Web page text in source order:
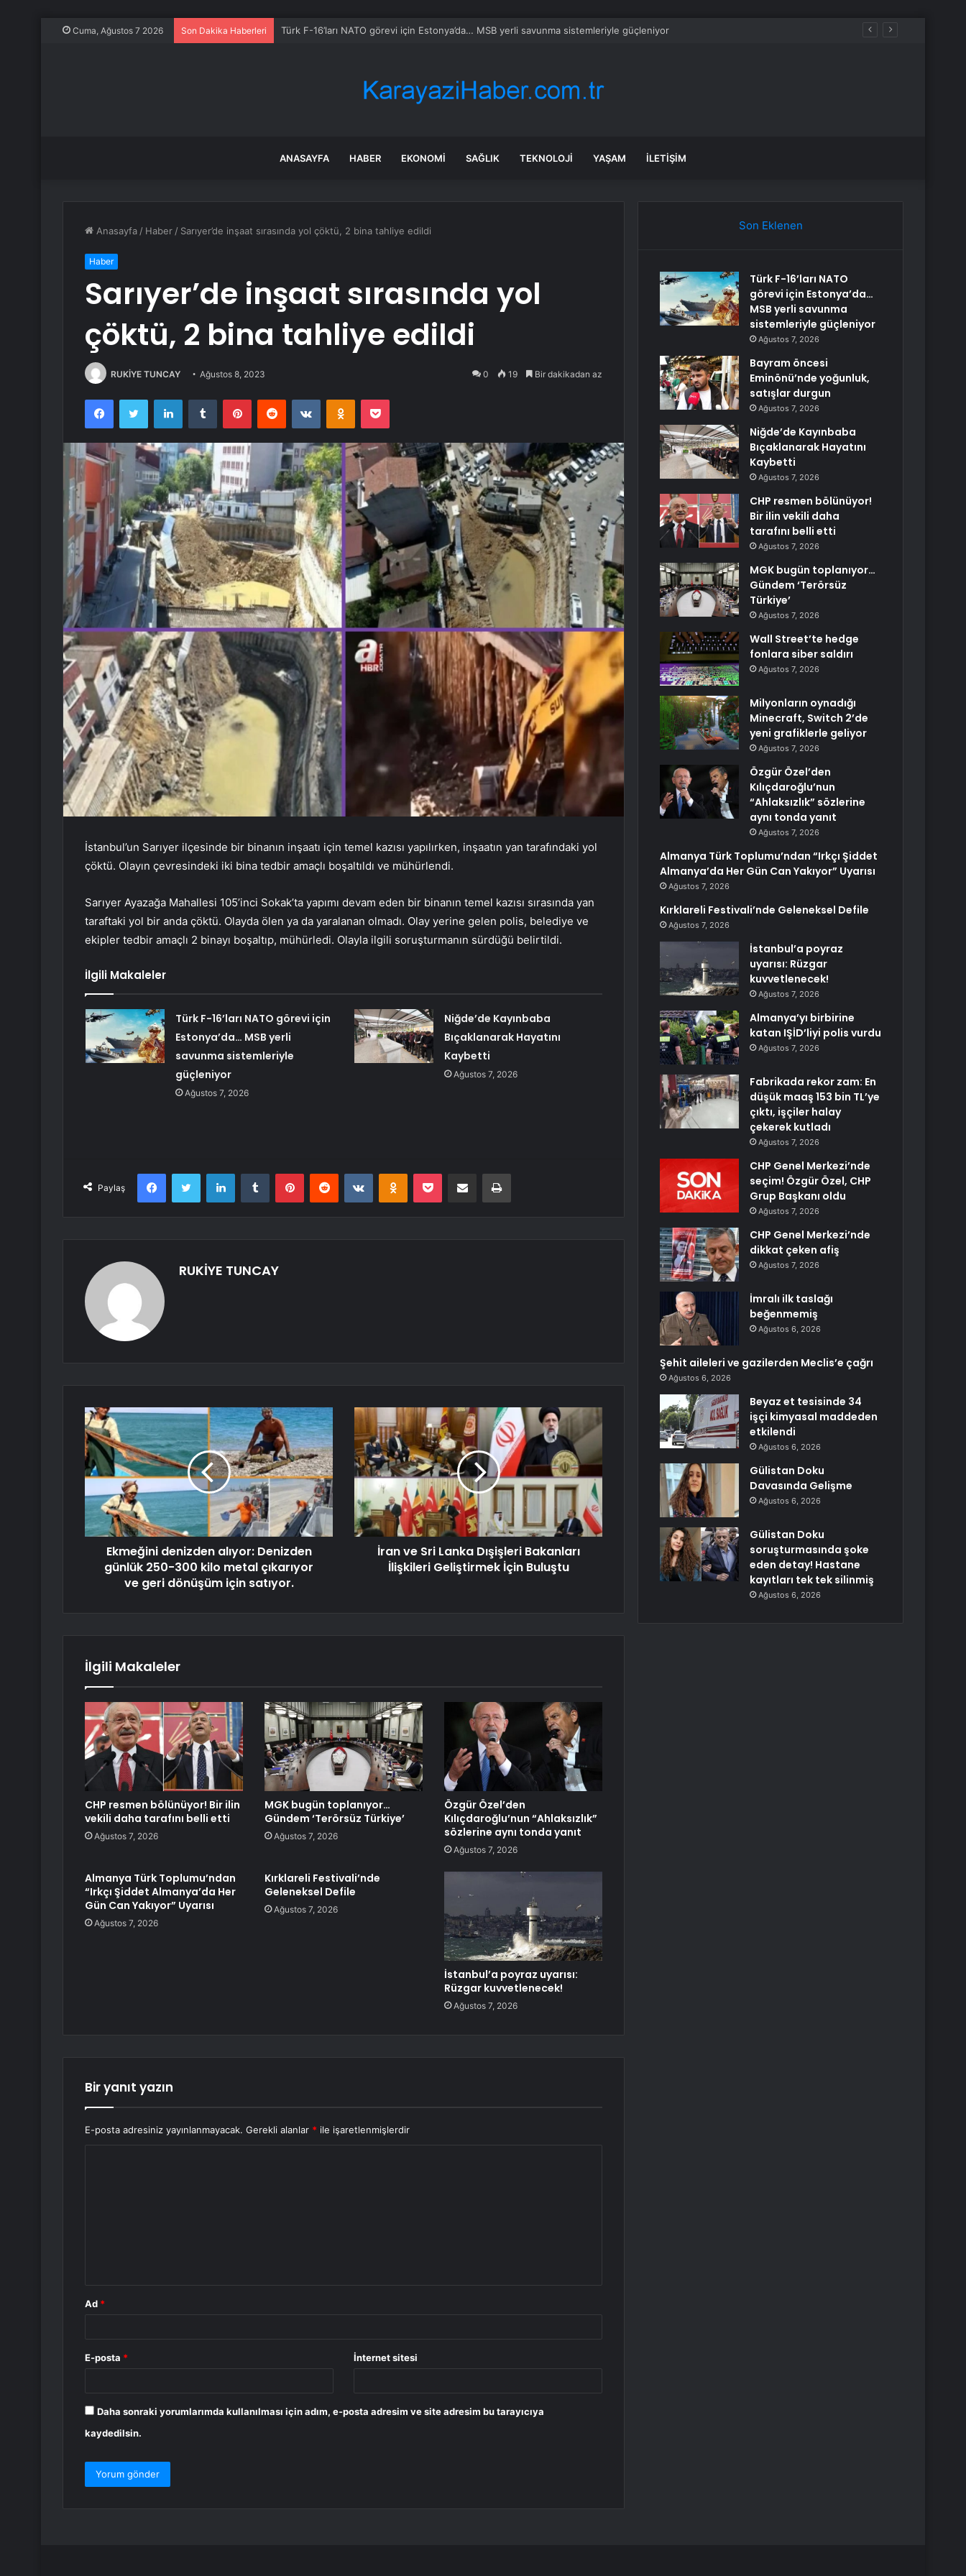
Cuma, Ağustos 7 2026 Son Dakika Haberleri Bayram öncesi Eminönü’nde yoğunluk, satışlar durgun
ANASAYFA HABER EKONOMI SAĞLIK TEKNOLOJI YAŞAM İLETIŞIM
Anasayfa / Haber / Sarıyer’de inşaat sırasında yol çöktü, 2 bina tahliye edildi
Haber
Sarıyer’de inşaat sırasında yol
çöktü, 2 bina tahliye edildi
RUKİYE TUNCAY Ağustos 8, 2023 0 19 Bir dakikadan az
FacebookTwitter LinkedInTumblr PinterestReddit VKontakteOdnoklassniki
Pocket
İstanbul’un Sarıyer ilçesinde bir binanın inşaatı için temel kazısı yapılırken, inşaatın yan tarafındaki yol
çöktü. Olayın çevresindeki iki bina tedbir amaçlı boşaltıldı ve mühürlendi.
Sarıyer Ayazağa Mahallesi 105’inci Sokak’ta yapımı devam eden bir binanın temel kazısı sırasında yan
taraftaki yol bir anda çöktü. Olayda ölen ya da yaralanan olmadı. Olay yerine gelen polis, belediye ve
ekipler tedbir amaçlı 2 binayı boşaltıp, mühürledi. Olayla ilgili soruşturmanın sürdüğü belirtildi.
İlgili Makaleler
Türk F-16’ları NATO görevi için
Estonya’da… MSB yerli
savunma sistemleriyle
güçleniyor
Ağustos 7, 2026
Niğde’de Kayınbaba
Bıçaklanarak Hayatını
Kaybetti
Ağustos 7, 2026
Paylaş
FacebookTwitter LinkedInTumblr PinterestReddit VKontakteOdnoklassniki
Pocket E-Posta ile paylaş Yazdır
RUKİYE TUNCAY
Ekmeğini denizden alıyor: Denizden
günlük 250-300 kilo metal çıkarıyor
ve geri dönüşüm için satıyor.
İran ve Sri Lanka Dışişleri Bakanları
İlişkileri Geliştirmek İçin Buluştu
İlgili Makaleler
CHP resmen bölünüyor! Bir ilin
vekili daha tarafını belli etti
Ağustos 7, 2026
MGK bugün toplanıyor…
Gündem ‘Terörsüz Türkiye’
Ağustos 7, 2026
Özgür Özel’den
Kılıçdaroğlu’nun “Ahlaksızlık”
sözlerine aynı tonda yanıt
Ağustos 7, 2026
Almanya Türk Toplumu’ndan
“Irkçı Şiddet Almanya’da Her
Gün Can Yakıyor” Uyarısı
Ağustos 7, 2026
Kırklareli Festivali’nde
Geleneksel Defile
Ağustos 7, 2026
İstanbul’a poyraz uyarısı:
Rüzgar kuvvetlenecek!
Ağustos 7, 2026
Bir yanıt yazın
E-posta adresiniz yayınlanmayacak. Gerekli alanlar * ile işaretlenmişlerdir
Ad *
E-posta * İnternet sitesi
Daha sonraki yorumlarımda kullanılması için adım, e-posta adresim ve site adresim bu tarayıcıya
kaydedilsin.
Son Eklenen
Türk F-16’ları NATO
görevi için Estonya’da…
MSB yerli savunma
sistemleriyle güçleniyor
Ağustos 7, 2026
Bayram öncesi
Eminönü’nde yoğunluk,
satışlar durgun
Ağustos 7, 2026
Niğde’de Kayınbaba
Bıçaklanarak Hayatını
Kaybetti
Ağustos 7, 2026
CHP resmen bölünüyor!
Bir ilin vekili daha
tarafını belli etti
Ağustos 7, 2026
MGK bugün toplanıyor…
Gündem ‘Terörsüz
Türkiye’
Ağustos 7, 2026
Wall Street’te hedge
fonlara siber saldırı
Ağustos 7, 2026
Milyonların oynadığı
Minecraft, Switch 2’de
yeni grafiklerle geliyor
Ağustos 7, 2026
Özgür Özel’den
Kılıçdaroğlu’nun
“Ahlaksızlık” sözlerine
aynı tonda yanıt
Ağustos 7, 2026
Almanya Türk Toplumu’ndan “Irkçı Şiddet
Almanya’da Her Gün Can Yakıyor” Uyarısı
Ağustos 7, 2026
Kırklareli Festivali’nde Geleneksel Defile
Ağustos 7, 2026
İstanbul’a poyraz
uyarısı: Rüzgar
kuvvetlenecek!
Ağustos 7, 2026
Almanya’yı birbirine
katan IŞİD’liyi polis vurdu
Ağustos 7, 2026
Fabrikada rekor zam: En
düşük maaş 153 bin TL’ye
çıktı, işçiler halay
çekerek kutladı
Ağustos 7, 2026
CHP Genel Merkezi’nde
seçim! Özgür Özel, CHP
Grup Başkanı oldu
Ağustos 7, 2026
CHP Genel Merkezi’nde
dikkat çeken afiş
Ağustos 7, 2026
İmralı ilk taslağı
beğenmemiş
Ağustos 6, 2026
Şehit aileleri ve gazilerden Meclis’e çağrı
Ağustos 6, 2026
Beyaz et tesisinde 34
işçi kimyasal maddeden
etkilendi
Ağustos 6, 2026
Gülistan Doku
Davasında Gelişme
Ağustos 6, 2026
Gülistan Doku
soruşturmasında şoke
eden detay! Hastane
kayıtları tek tek silinmiş
Ağustos 6, 2026